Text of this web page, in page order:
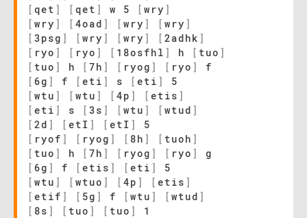
[ qet ] [ qet ] w 5 [ wry ]
[ wry ] [ 4oad ] [ wry ] [ wry ]
[ 3psg ] [ wry ] [ wry ] [ 2adhk ]
[ ryo ] [ ryo ] [ 18osfhl ] h [ tuo ]
[ tuo ] h [ 7h ] [ ryog ] [ ryo ]
f
[ 6g ] f [ eti ] s [ eti ]
5
[ wtu ] [ wtu ] [ 4p ] [ etis ]
[ eti ] s [ 3s ] [ wtu ] [ wtud ]
[ 2d ] [ etI ] [ etI ]
5
[ ryof ] [ ryog ] [ 8h ] [ tuoh ]
[ tuo ] h [ 7h ] [ ryog ] [ ryo ]
g
[ 6g ] f [ etis ] [ eti ]
5
[ wtu ] [ wtuo ] [ 4p ] [ etis ]
[ etif ] [ 5g ] f [ wtu ] [ wtud ]
[ 8s ] [ tuo ] [ tuo ]
1